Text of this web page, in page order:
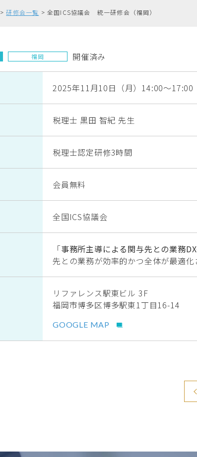
>研修会一覧 >全国ICS協議会 統一研修会（福岡）
福岡 開催済み
2025年11月10日（月）14:00〜17:00
税理士 黒田 智紀 先生
税理士認定研修3時間
会員無料
全国ICS協議会
「事務所主導による関与先との業務
先との業務が効率的かつ全体が最適化
リファレンス駅東ビル 3F
福岡市博多区博多駅東1丁目16-14
GOOGLE MAP